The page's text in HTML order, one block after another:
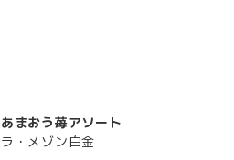
あまおう苺アソート
ラ・メゾン白金